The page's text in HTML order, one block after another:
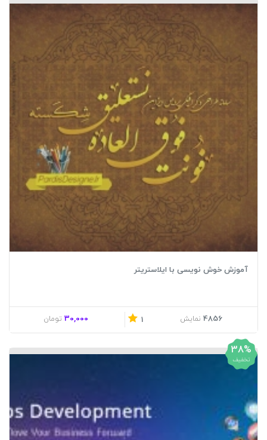
آموزش خوش نویسی با ایلاستریتر
4856 نمایش 1
30,000 تومان
38%
تخفیف